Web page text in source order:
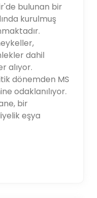
bulunan bir
kurulmuş
dahil
alıyor.
dönemden MS
odaklanılıyor.
bir
eşya